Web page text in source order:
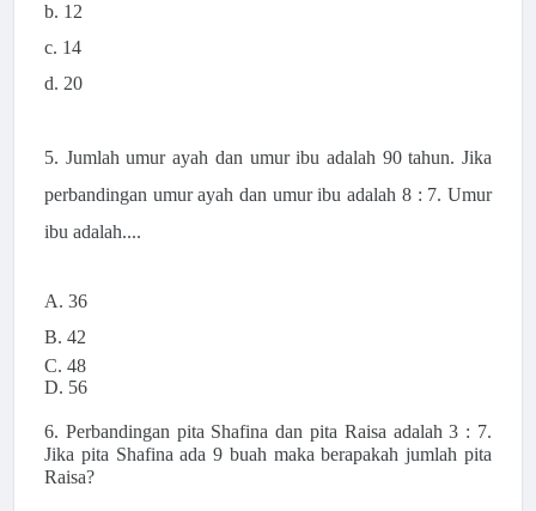
b. 12
c. 14
d. 20
5. Jumlah umur ayah dan umur ibu adalah 90 tahun. Jika
perbandingan umur ayah dan umur ibu adalah 8 : 7. Umur
ibu adalah....
A. 36
B. 42
C. 48
D. 56
6. Perbandingan pita Shafina dan pita Raisa adalah 3 : 7.
Jika pita Shafina ada 9 buah maka berapakah jumlah pita
Raisa?